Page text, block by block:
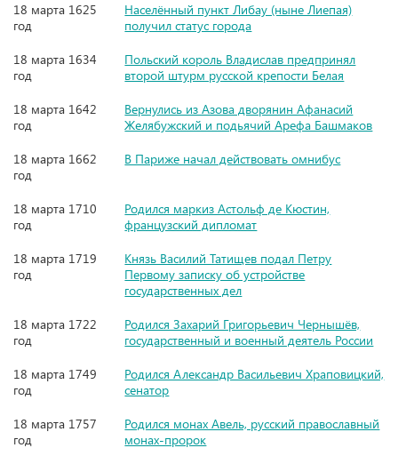
18 марта 1625
год
Населённый пункт Либау (ныне Лиепая)
получил статус города
18 марта 1634
год
Польский король Владислав предпринял
второй штурм русской крепости Белая
18 марта 1642
год
Вернулись из Азова дворянин Афанасий
Желябужский и подьячий Арефа Башмаков
18 марта 1662
год
В Париже начал действовать омнибус
18 марта 1710
год
Родился маркиз Астольф де Кюстин,
французский дипломат
18 марта 1719
год
Князь Василий Татищев подал Петру
Первому записку об устройстве
государственных дел
18 марта 1722
год
Родился Захарий Григорьевич Чернышёв,
государственный и военный деятель России
18 марта 1749
год
Родился Александр Васильевич Храповицкий,
сенатор
18 марта 1757
год
Родился монах Авель, русский православный
монах-пророк